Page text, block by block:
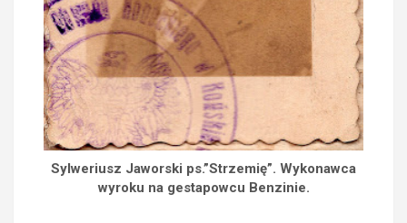
Sylweriusz Jaworski ps.”Strzemię”. Wykonawca
wyroku na gestapowcu Benzinie.